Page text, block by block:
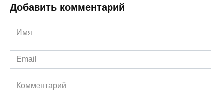
Добавить комментарий
Имя
*
Email
*
Комментарий